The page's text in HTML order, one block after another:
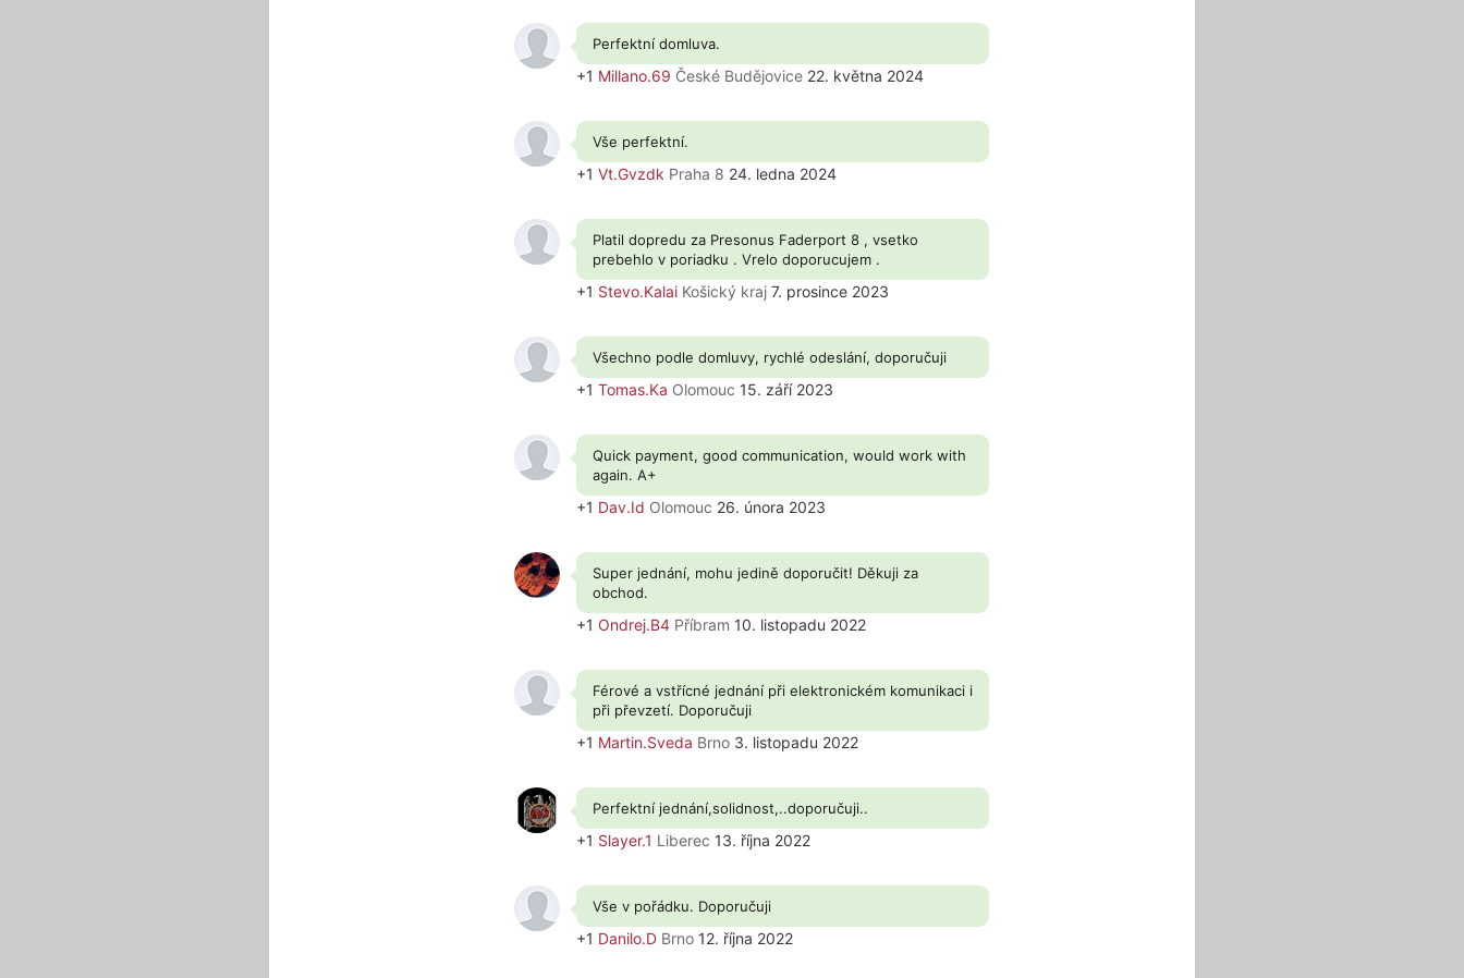
Perfektní domluva.
+1 Millano.69 České Budějovice 22. května 2024
Vše perfektní.
+1 Vt.Gvzdk Praha 8 24. ledna 2024
Platil dopredu za Presonus Faderport 8 , vsetko
prebehlo v poriadku . Vrelo doporucujem .
+1 Stevo.Kalai Košický kraj 7. prosince 2023
Všechno podle domluvy, rychlé odeslání, doporučuji
+1 Tomas.Ka Olomouc 15. září 2023
Quick payment, good communication, would work with
again. A+
+1 Dav.Id Olomouc 26. února 2023
Super jednání, mohu jedině doporučit! Děkuji za
obchod.
+1 Ondrej.B4 Příbram 10. listopadu 2022
Férové a vstřícné jednání při elektronickém komunikaci i
při převzetí. Doporučuji
+1 Martin.Sveda Brno 3. listopadu 2022
Perfektní jednání,solidnost,..doporučuji..
+1 Slayer.1 Liberec 13. října 2022
Vše v pořádku. Doporučuji
+1 Danilo.D Brno 12. října 2022